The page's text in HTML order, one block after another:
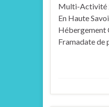
Multi-Activité
En Haute
Hébergement
Framadate de